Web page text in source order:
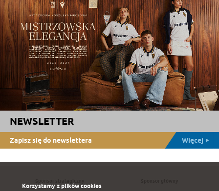
NEWSLETTER
Zapisz się do newslettera Więcej
Korzystamy z plików cookies